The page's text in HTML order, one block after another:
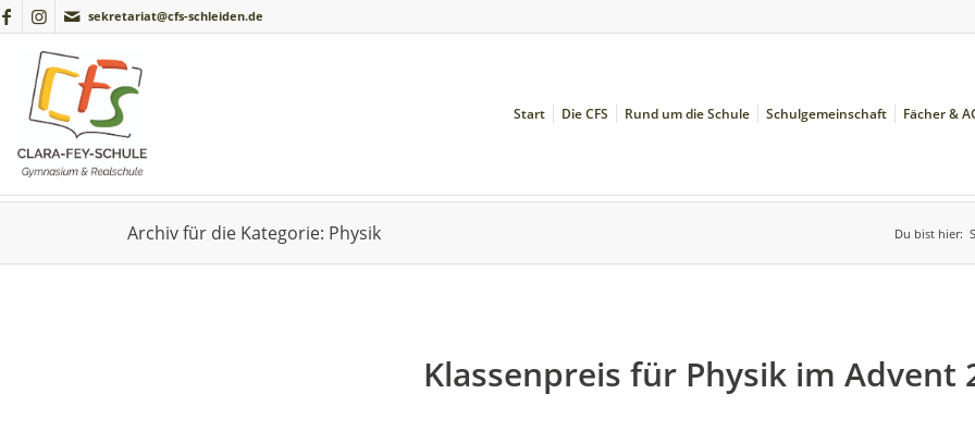
sekretariat@cfs-schleiden.de
Start Die CFS Rund um die Schule Schulgemeinschaft Fächer &
Archiv für die Kategorie: Physik Du bist hier:
Klassenpreis für Physik im Advent